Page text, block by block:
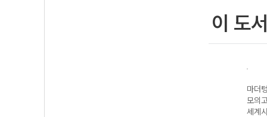
이 도
마더
모의
세계